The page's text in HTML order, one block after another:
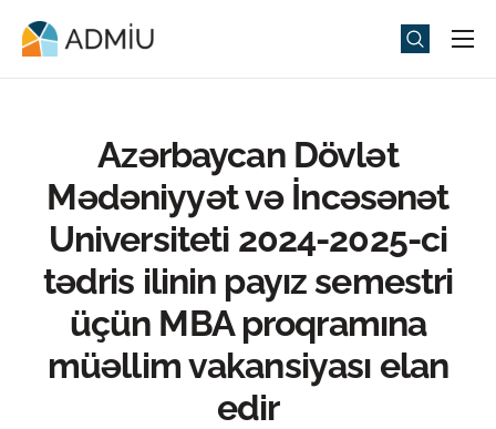
Universitet
Tədbirlər
Universitet həyatı
ADMIU Sİ
Azərbaycan Dövlət
Mədəniyyət və İncəsənət
Universiteti 2024-2025-ci
tədris ilinin payız semestri
üçün MBA proqramına
müəllim vakansiyası elan
edir